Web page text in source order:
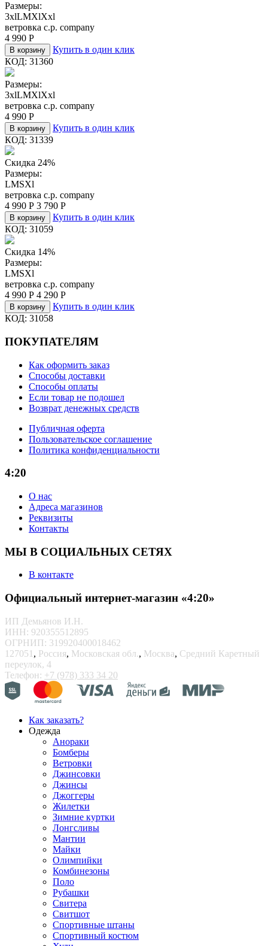
Размеры:
3xlLMXlXxl
ветровка c.p. company
4 990 Р
В корзину
Купить в один клик
КОД: 31360
Размеры:
3xlLMXlXxl
ветровка c.p. company
4 990 Р
В корзину
Купить в один клик
КОД: 31339
Скидка 24%
Размеры:
LMSXl
ветровка c.p. company
4 990 Р 3 790 Р
В корзину
Купить в один клик
КОД: 31059
Скидка 14%
Размеры:
LMSXl
ветровка c.p. company
4 990 Р 4 290 Р
В корзину
Купить в один клик
КОД: 31058
ПОКУПАТЕЛЯМ
Как оформить заказ
Способы доставки
Способы оплаты
Если товар не подошел
Возврат денежных средств
Публичная оферта
Пользовательское соглашение
Политика конфиденциальности
4:20
О нас
Адреса магазинов
Реквизиты
Контакты
МЫ В СОЦИАЛЬНЫХ СЕТЯХ
В контакте
Официальный интернет-магазин «4:20»
ИП Демьянов И.Н.
ИНН: 920355512895
ОГРНИП: 319920400018462
127051 , Россия, Московская обл., Москва, Средний Каретный
переулок, 4
Телефон: +7 (978) 333 34 20
Как заказать?
Одежда
Анораки
Бомберы
Ветровки
Джинсовки
Джинсы
Джоггеры
Жилетки
Зимние куртки
Лонгсливы
Мантии
Майки
Олимпийки
Комбинезоны
Поло
Рубашки
Свитера
Свитшот
Спортивные штаны
Спортивный костюм